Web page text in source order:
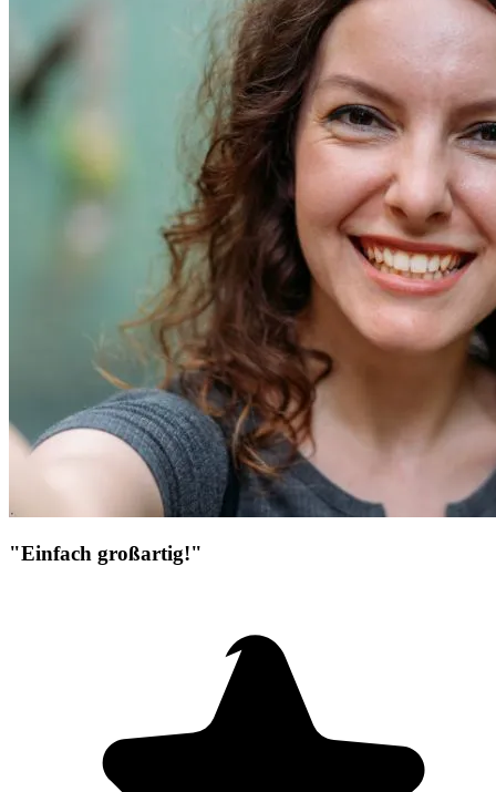
"Einfach großartig!"